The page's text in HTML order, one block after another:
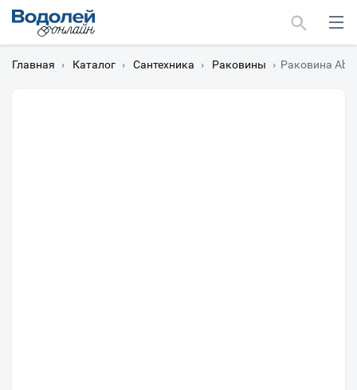
Главная › Каталог › Сантехника › Раковины › Раковина